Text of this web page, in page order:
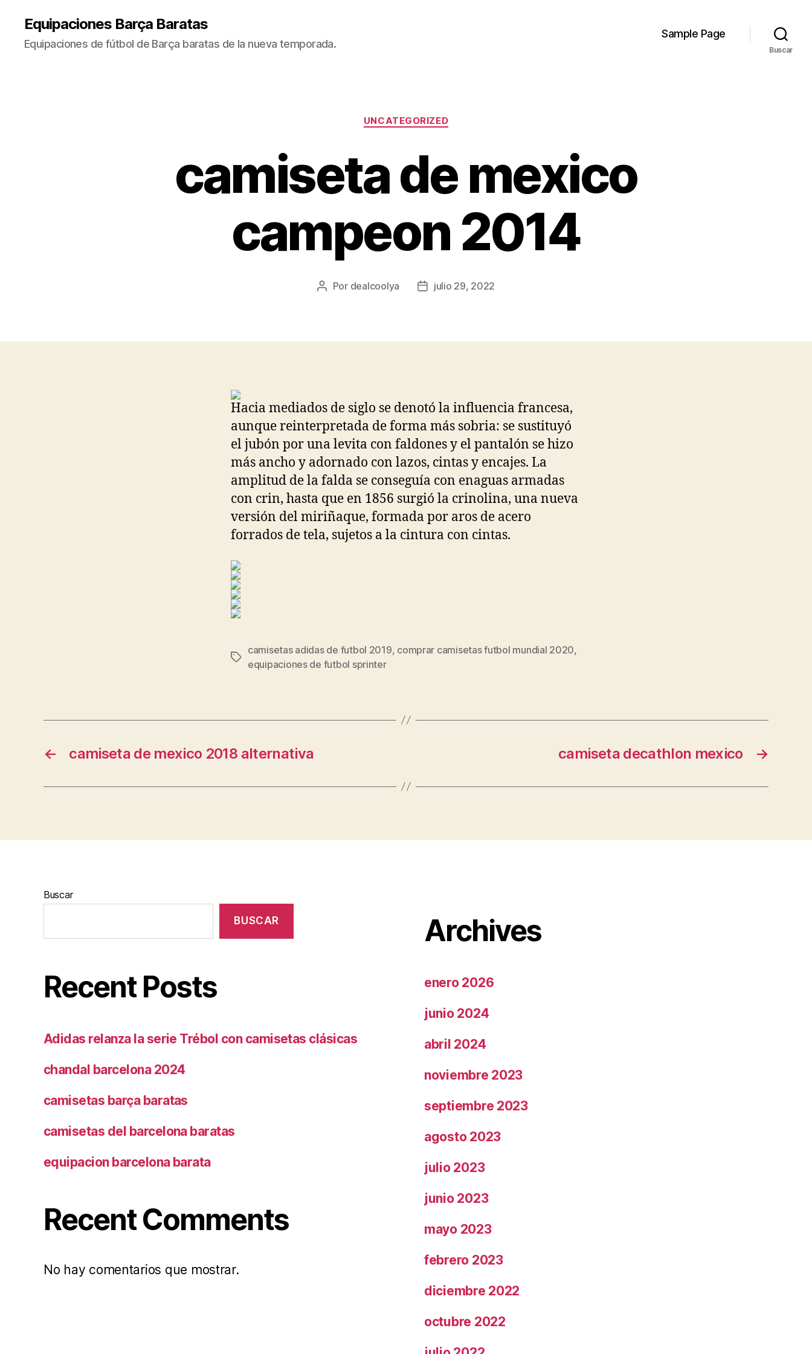
Equipaciones Barça Baratas
Equipaciones de fútbol de Barça baratas de la nueva temporada.
Sample Page
Buscar
Categorías
UNCATEGORIZED
camiseta de mexico
campeon 2014
Autor
Por dealcoolya
Fechajulio 29, 2022
Hacia mediados de siglo se denotó la influencia francesa,
aunque reinterpretada de forma más sobria: se sustituyó
el jubón por una levita con faldones y el pantalón se hizo
más ancho y adornado con lazos, cintas y encajes. La
amplitud de la falda se conseguía con enaguas armadas
con crin, hasta que en 1856 surgió la crinolina, una nueva
versión del miriñaque, formada por aros de acero
forrados de tela, sujetos a la cintura con cintas.
Etiquetas
camisetas adidas de futbol 2019, comprar camisetas futbol mundial 2020,
equipaciones de futbol sprinter
← camiseta de mexico 2018 alternativa →
camiseta decathlon mexico
Buscar
BUSCAR
Recent Posts
Adidas relanza la serie Trébol con camisetas clásicas
chandal barcelona 2024
camisetas barça baratas
camisetas del barcelona baratas
equipacion barcelona barata
Recent Comments
No hay comentarios que mostrar.
Archives
enero 2026
junio 2024
abril 2024
noviembre 2023
septiembre 2023
agosto 2023
julio 2023
junio 2023
mayo 2023
febrero 2023
diciembre 2022
octubre 2022